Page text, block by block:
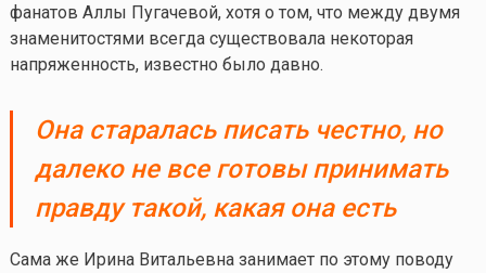
фанатов Аллы Пугачевой, хотя о том, что между двумя
знаменитостями всегда существовала некоторая
напряженность, известно было давно.
Она старалась писать честно, но
далеко не все готовы принимать
правду такой, какая она есть
Сама же Ирина Витальевна занимает по этому поводу